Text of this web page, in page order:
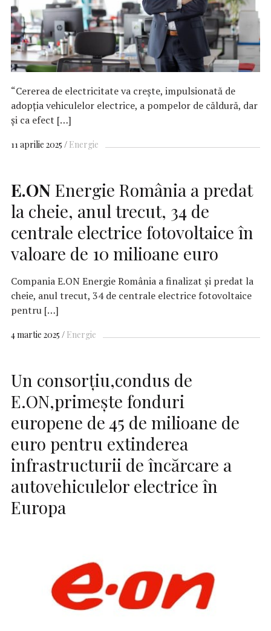
“Cererea de electricitate va crește, impulsionată de
adopția vehiculelor electrice, a pompelor de căldură, dar
și ca efect […]
11 aprilie 2025 Energie
E.ON Energie România a predat
la cheie, anul trecut, 34 de
centrale electrice fotovoltaice în
valoare de 10 milioane euro
Compania E.ON Energie România a finalizat şi predat la
cheie, anul trecut, 34 de centrale electrice fotovoltaice
pentru […]
4 martie 2025 Energie
Un consorţiu,condus de
E.ON,primeşte fonduri
europene de 45 de milioane de
euro pentru extinderea
infrastructurii de încărcare a
autovehiculelor electrice în
Europa